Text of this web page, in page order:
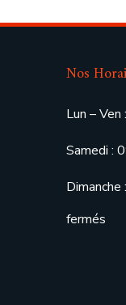
Nos
Lun –
Samedi :
fermés